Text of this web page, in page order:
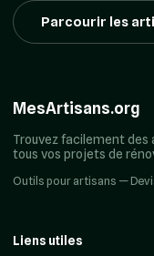
Parcourir les
MesArtisans.org
Trouvez facilement des
tous vos projets de
Outils pour artisans —
Liens utiles